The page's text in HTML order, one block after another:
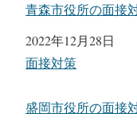
青森市役所の面接
日付
2022年12月28日
関連理由
面接対策
盛岡市役所の面接